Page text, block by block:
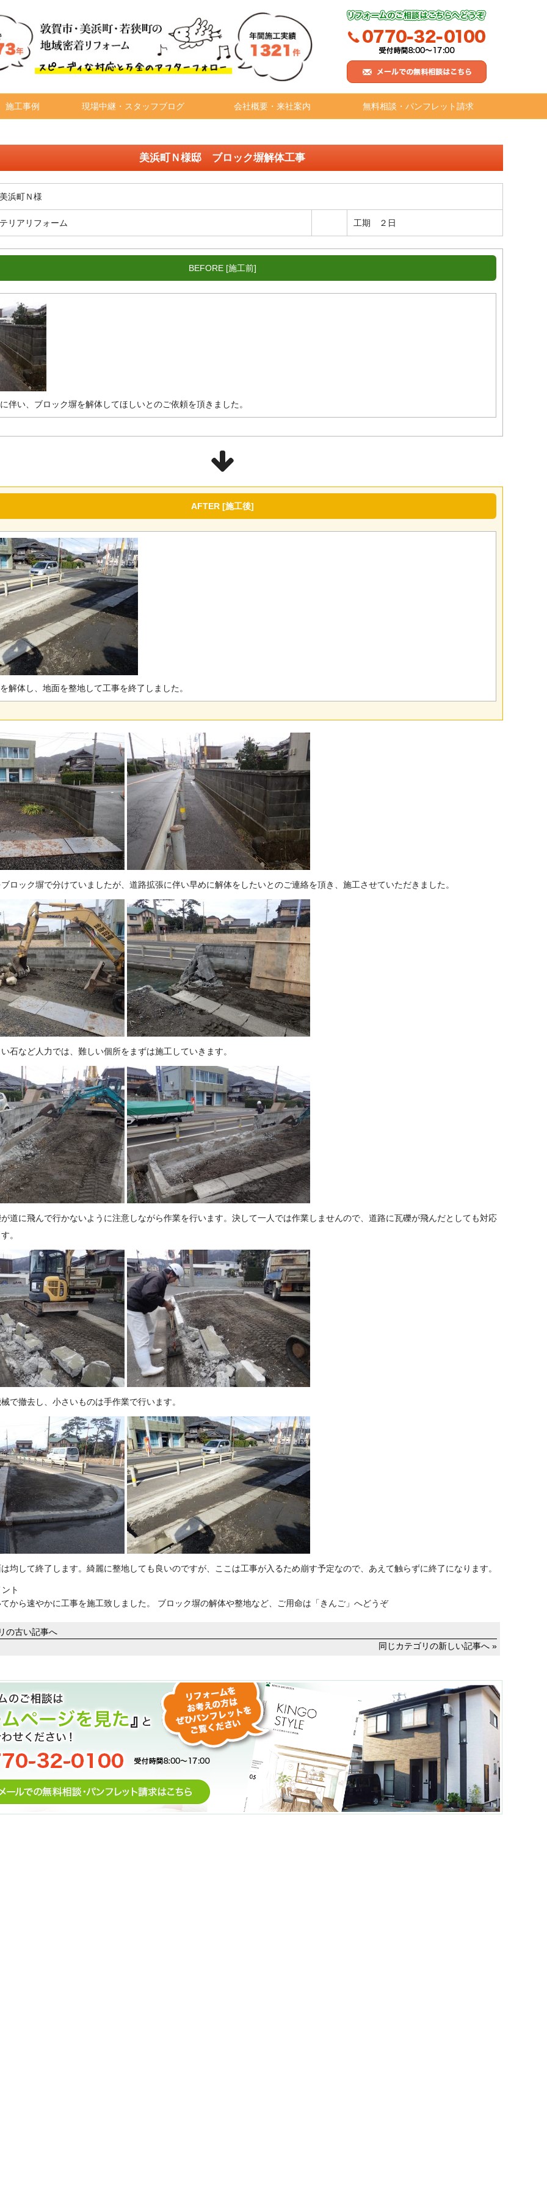
施工事例 現場中継・スタッフブログ 会社概要・来社案内 無料相談・パンフレット請求
美浜町Ｎ様邸 ブロック塀解体工事
浜町Ｎ様
リアリフォーム 工期 ２日
BEFORE [施工前]
伴い、ブロック塀を解体してほしいとのご依頼を頂きました。
AFTER [施工後]
解体し、地面を整地して工事を終了しました。
ロック塀で分けていましたが、道路拡張に伴い早めに解体をしたいとのご連絡を頂き、施工させていただきました。
石など人力では、難しい個所をまずは施工していきます。
道に飛んで行かないように注意しながら作業を行います。決して一人では作業しませんので、道路に瓦礫が飛んだとしても対応
。
で撤去し、小さいものは手作業で行います。
均して終了します。綺麗に整地しても良いのですが、ここは工事が入るため崩す予定なので、あえて触らずに終了になります。
ト
から速やかに工事を施工致しました。 ブロック塀の解体や整地など、ご用命は「きんご」へどうぞ
の古い記事へ
同じカテゴリの新しい記事へ »